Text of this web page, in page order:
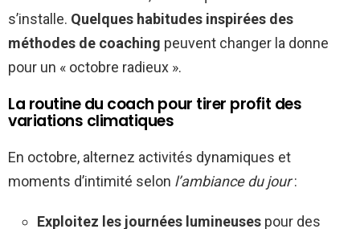
s’installe. Quelques habitudes inspirées des
méthodes de coaching peuvent changer la donne
pour un « octobre radieux ».
La routine du coach pour tirer profit des
variations climatiques
En octobre, alternez activités dynamiques et
moments d’intimité selon l’ambiance du jour:
Exploitez les journées lumineuses pour des